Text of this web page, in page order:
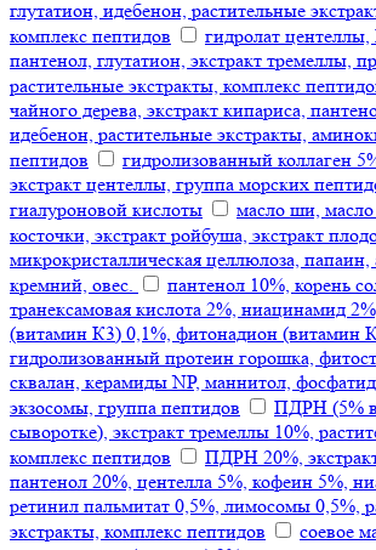
глутатион, идебенон, растительные
комплекс пептидов
гидролат
пантенол, глутатион, экстракт тремеллы,
растительные экстракты, комплекс
чайного дерева, экстракт кипариса,
идебенон, растительные экстракты,
пептидов
гидролизованный коллаген
экстракт центеллы, группа морских
гиалуроновой кислоты
масло ши,
косточки, экстракт ройбуша, экстракт
микрокристаллическая целлюлоза,
кремний, овес.
пантенол 10%, корень
транексамовая кислота 2%, ниацинамид
(витамин К3) 0,1%, фитонадион (витамин
гидролизованный протеин горошка,
сквалан, керамиды NP, маннитол,
экзосомы, группа пептидов
ПДРН (5% в
сыворотке), экстракт тремеллы 10%,
комплекс пептидов
ПДРН 20%,
пантенол 20%, центелла 5%, кофеин 5%,
ретинил пальмитат 0,5%, лимосомы 0,5%,
экстракты, комплекс пептидов
соевое